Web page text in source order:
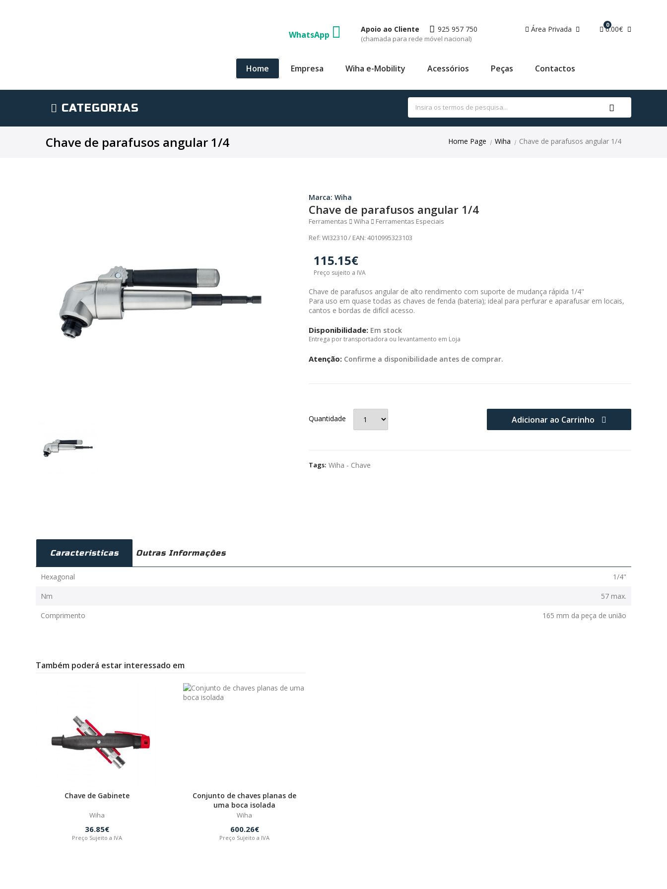
WhatsApp
Apoio ao Cliente 925 957 750
(chamada para rede móvel nacional)
Área Privada 0
0.00€
Home Empresa Wiha e-Mobility Acessórios Peças Contactos
CATEGORIAS
Home Page | Wiha | Chave de parafusos angular 1/4
Chave de parafusos angular 1/4
Marca: Wiha
Chave de parafusos angular 1/4
Ferramentas Wiha
Ferramentas Especiais
Ref: WI32310 / EAN: 4010995323103
115.15€
Preço sujeito a IVA
Chave de parafusos angular de alto rendimento com suporte de mudança rápida 1/4"
Para uso em quase todas as chaves de fenda (bateria); ideal para perfurar e aparafusar em locais,
cantos e bordas de difícil acesso.
Disponibilidade: Em stock
Entrega por transportadora ou levantamento em Loja
Atenção: Confirme a disponibilidade antes de comprar.
Quantidade Adicionar ao Carrinho
Tags: Wiha - Chave
Caracteristicas Outras Informações
Hexagonal 1/4"
Nm 57 max.
Comprimento 165 mm da peça de união
Também poderá estar interessado em
Chave de Gabinete
Wiha
36.85€
Preço Sujeito a IVA
Conjunto de chaves planas de
uma boca isolada
Wiha
600.26€
Preço Sujeito a IVA